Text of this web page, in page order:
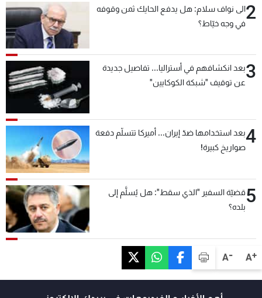
A+
A-
2الى نواف سلام: هل يدفع الحايك ثمن وقوفه
في وجه خيّاط؟
3بعد انكشافهم في أستراليا... تفاصيل جديدة
عن توقيف "شبكة الكوكايين"
4بعد استخدامها ضدّ إيران... أميركا تتسلّم دفعة
صواريخ كبيرة!
5قضيّة السفير "الذي سقط": هل يُسلَّم إلى
بلده؟